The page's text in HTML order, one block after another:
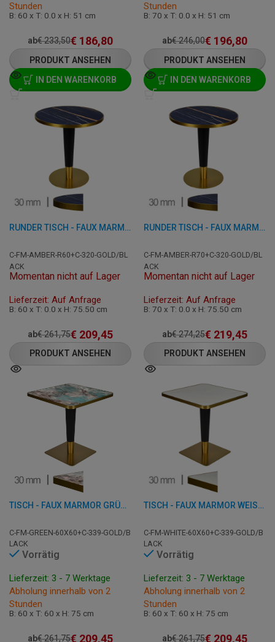
Stunden
B: 60 x T: 0.0 x H: 51 cm
ab€233,50€ 186,80
PRODUKT ANSEHEN
IN DEN WARENKORB
Stunden
B: 70 x T: 0.0 x H: 51 cm
ab€246,00€ 196,80
PRODUKT ANSEHEN
IN DEN WARENKORB
RUNDER TISCH - FAUX MARMOR AMBER - 60 CM
C-FM-AMBER-R60+C-320-GOLD/BL
ACK
Momentan nicht auf Lager
Lieferzeit: Auf Anfrage
B: 60 x T: 0.0 x H: 75.50 cm
ab€261,75€ 209,45
PRODUKT ANSEHEN
RUNDER TISCH - FAUX MARMOR AMBER - 70 CM
C-FM-AMBER-R70+C-320-GOLD/BL
ACK
Momentan nicht auf Lager
Lieferzeit: Auf Anfrage
B: 70 x T: 0.0 x H: 75.50 cm
ab€274,25€ 219,45
PRODUKT ANSEHEN
TISCH - FAUX MARMOR GRÜN - 60X60 CM
C-FM-GREEN-60X60+C-339-GOLD/B
LACK
Vorrätig
Lieferzeit: 3 - 7 Werktage
Abholung innerhalb von 2
Stunden
B: 60 x T: 60 x H: 75 cm
ab€261,75€ 209,45
TISCH - FAUX MARMOR WEISS - 60X60 CM
C-FM-WHITE-60X60+C-339-GOLD/B
LACK
Vorrätig
Lieferzeit: 3 - 7 Werktage
Abholung innerhalb von 2
Stunden
B: 60 x T: 60 x H: 75 cm
ab€261,75€ 209,45